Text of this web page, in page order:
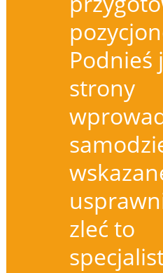
Podnieś
strony
zleć to